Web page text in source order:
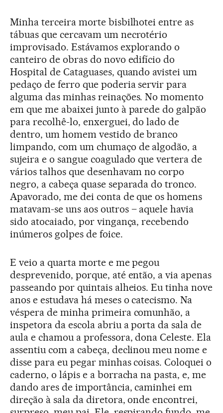
Minha terceira morte bisbilhotei entre as
tábuas que cercavam um necrotério
improvisado. Estávamos explorando o
canteiro de obras do novo edifício do
Hospital de Cataguases, quando avistei um
pedaço de ferro que poderia servir para
alguma das minhas reinações. No momento
em que me abaixei junto à parede do galpão
para recolhê-lo, enxerguei, do lado de
dentro, um homem vestido de branco
limpando, com um chumaço de algodão, a
sujeira e o sangue coagulado que vertera de
vários talhos que desenhavam no corpo
negro, a cabeça quase separada do tronco.
Apavorado, me dei conta de que os homens
matavam-se uns aos outros – aquele havia
sido atocaiado, por vingança, recebendo
inúmeros golpes de foice.
E veio a quarta morte e me pegou
desprevenido, porque, até então, a via apenas
passeando por quintais alheios. Eu tinha nove
anos e estudava há meses o catecismo. Na
véspera de minha primeira comunhão, a
inspetora da escola abriu a porta da sala de
aula e chamou a professora, dona Celeste. Ela
assentiu com a cabeça, declinou meu nome e
disse para eu pegar minhas coisas. Coloquei o
caderno, o lápis e a borracha na pasta, e, me
dando ares de importância, caminhei em
direção à sala da diretora, onde encontrei,